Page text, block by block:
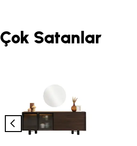
Çok Satanlar